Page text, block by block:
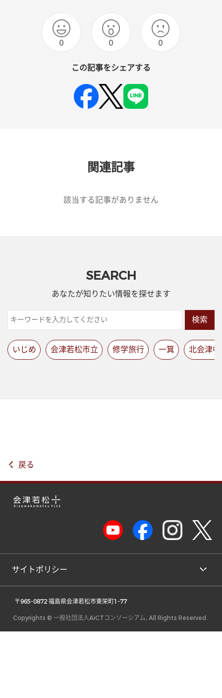
0 0 0
この記事をシェアする
関連記事
該当する記事がありません
SEARCH
あなたが知りたい情報を探せます
検索
いじめ 会津若松市立 修学旅行 一箕 北会津中
戻る
サイトポリシー
〒965-0872 福島県会津若松市東栄町1-77
Copyrights © 一般社団法人AiCTコンソーシアム, All Rights Reserved.